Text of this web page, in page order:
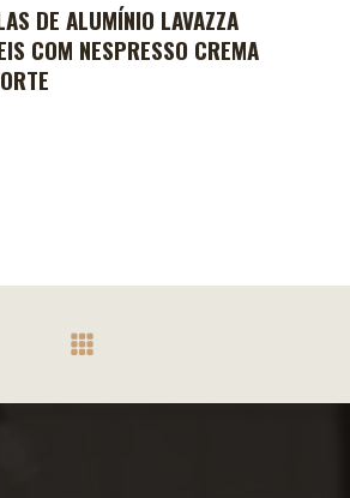
AO CARRINHO
DE ALUMÍNIO LAVAZZA
COM NESPRESSO CREMA